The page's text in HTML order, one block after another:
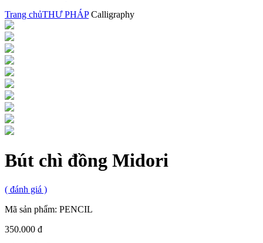
Trang chủTHƯ PHÁPCalligraphy
Bút chì đồng Midori
( đánh giá )
Mã sản phẩm: PENCIL
350.000 đ